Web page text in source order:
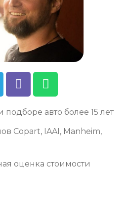
авто более 15 лет
Copart, IAAI, Manheim,
оценка стоимости